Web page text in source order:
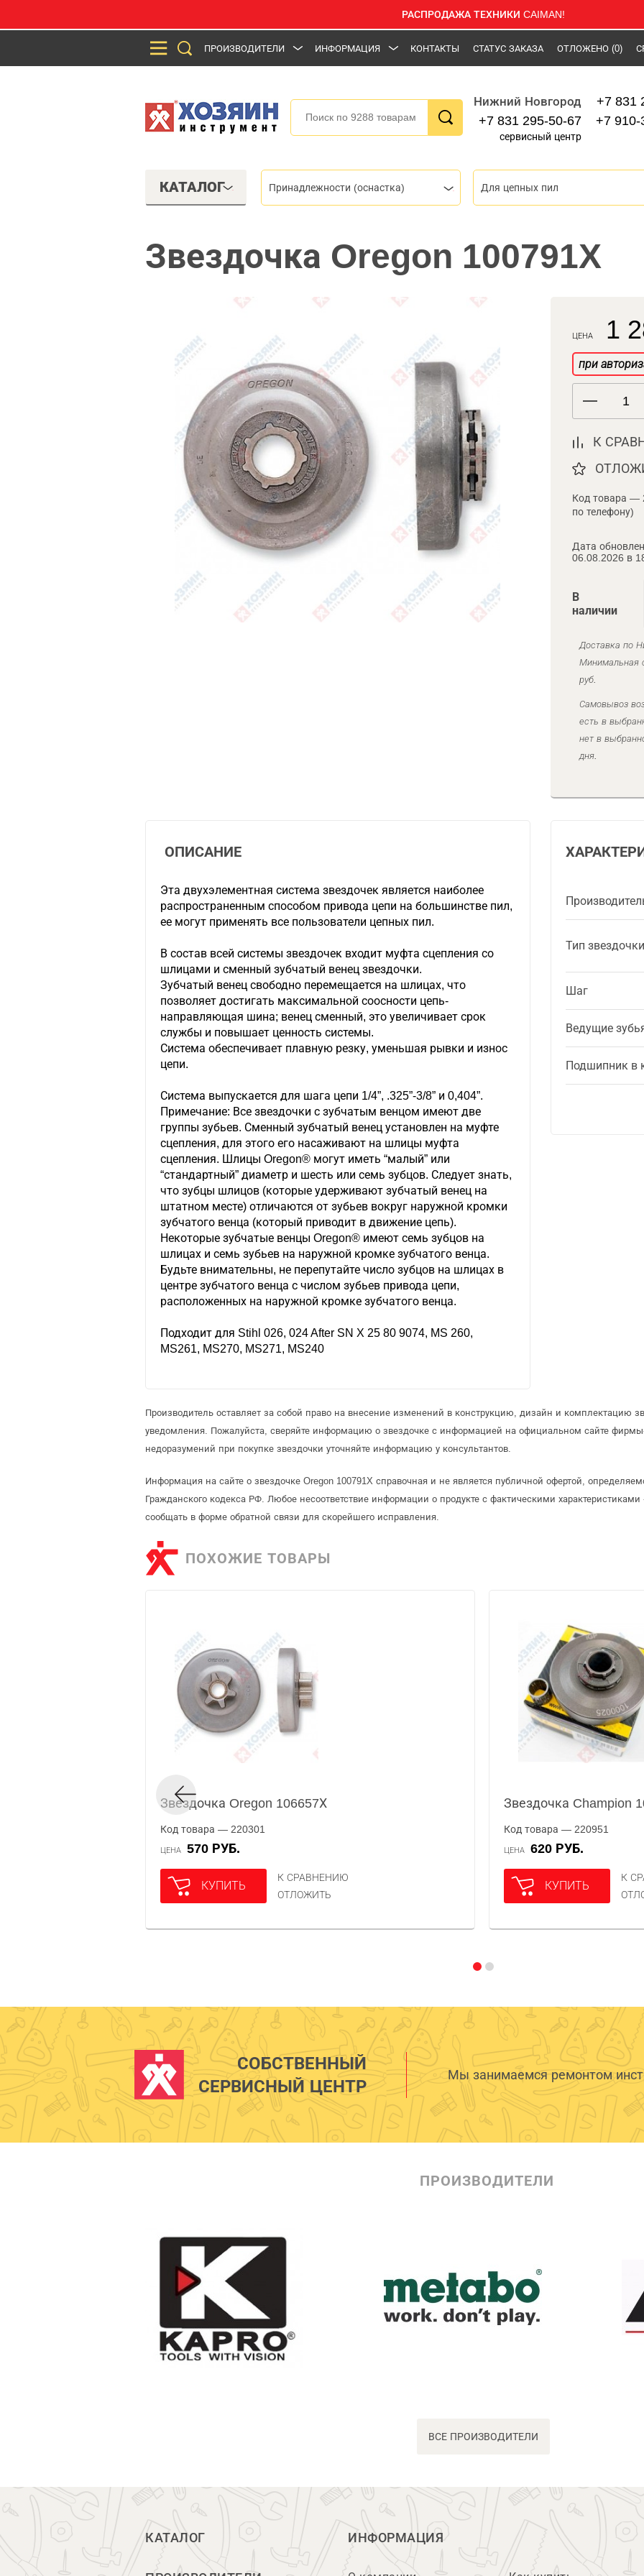
РАСПРОДАЖА ТЕХНИКИ CAIMAN!
ПРОИЗВОДИТЕЛИ ИНФОРМАЦИЯ КОНТАКТЫ СТАТУС ЗАКАЗА ОТЛОЖЕНО (0)
Нижний Новгород
+7 831 295-50-67
сервисный центр
+7 831
+7 910-
КАТАЛОГ Принадлежности (оснастка) Для цепных пил
Звездочка Oregon 100791X
ЦЕНА 1
при
К
Код товара —
по телефону)
Дата
06.08.2026 в
В
наличии
Доставка по
Минимальная
руб.
Самовывоз
есть в
нет в
дня.
Тип звездочки
Шаг
Ведущие
Подшипник в
ОПИСАНИЕ
Эта двухэлементная система звездочек является наиболее
распространенным способом привода цепи на большинстве пил,
ее могут применять все пользователи цепных пил.
В состав всей системы звездочек входит муфта сцепления со
шлицами и сменный зубчатый венец звездочки.
Зубчатый венец свободно перемещается на шлицах, что
позволяет достигать максимальной соосности цепь-
направляющая шина; венец сменный, это увеличивает срок
службы и повышает ценность системы.
Система обеспечивает плавную резку, уменьшая рывки и износ
цепи.
Система выпускается для шага цепи 1/4”, .325”-3/8” и 0,404”.
Примечание: Все звездочки с зубчатым венцом имеют две
группы зубьев. Сменный зубчатый венец установлен на муфте
сцепления, для этого его насаживают на шлицы муфта
сцепления. Шлицы Oregon® могут иметь “малый” или
“стандартный” диаметр и шесть или семь зубцов. Следует знать,
что зубцы шлицов (которые удерживают зубчатый венец на
штатном месте) отличаются от зубьев вокруг наружной кромки
зубчатого венца (который приводит в движение цепь).
Некоторые зубчатые венцы Oregon® имеют семь зубцов на
шлицах и семь зубьев на наружной кромке зубчатого венца.
Будьте внимательны, не перепутайте число зубцов на шлицах в
центре зубчатого венца с числом зубьев привода цепи,
расположенных на наружной кромке зубчатого венца.
Подходит для Stihl 026, 024 After SN X 25 80 9074, MS 260,
MS261, MS270, MS271, MS240
Производитель оставляет за собой право на внесение изменений в конструкцию, дизайн и комплектацию
уведомления. Пожалуйста, сверяйте информацию о звездочке с информацией на официальном сайте
недоразумений при покупке звездочки уточняйте информацию у консультантов.
Информация на сайте о звездочке Oregon 100791X справочная и не является публичной офертой,
Гражданского кодекса РФ. Любое несоответствие информации о продукте с фактическими
сообщать в форме обратной связи для скорейшего исправления.
ПОХОЖИЕ ТОВАРЫ
Звездочка Oregon 106657Х
Код товара — 220301
ЦЕНА 570 РУБ.
КУПИТЬ
К СРАВНЕНИЮ
ОТЛОЖИТЬ
Звездочка Champion
Код товара — 220951
ЦЕНА 620 РУБ.
КУПИТЬ
К
СОБСТВЕННЫЙ
СЕРВИСНЫЙ ЦЕНТР
Мы занимаемся ремонтом
ПРОИЗВОДИТЕЛИ
ВСЕ ПРОИЗВОДИТЕЛИ
КАТАЛОГ ИНФОРМАЦИЯ